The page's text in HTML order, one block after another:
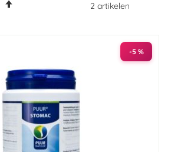
2 artikelen
-5 %